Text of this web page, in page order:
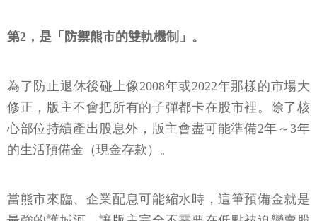
第2，是「防禦熊市的雙軌機制」。
為了防止退休後碰上像2008年或2022年那樣的市場大
修正，版主不會把所有的子彈都卡在股市裡。除了核
心部位持續產出股息外，版主會盡可能準備2年～3年
的生活預備金（現金存款）。
當熊市來臨、企業配息可能縮水時，這筆預備金就是